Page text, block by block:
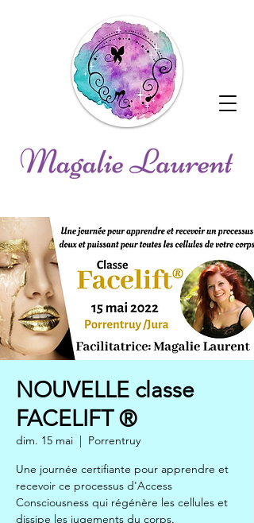
NOUVELLE classe
FACELIFT ®
dim. 15 mai
  |
Porrentruy
Une journée certifiante pour apprendre et
recevoir ce processus d'Access
Consciousness qui régénère les cellules et
dissipe les jugements du corps.